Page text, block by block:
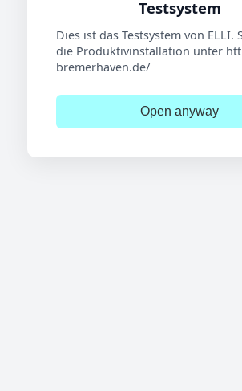
Testsystem
Dies ist das Testsystem von ELLI.
die Produktivinstallation unter
bremerhaven.de/
Open anyway